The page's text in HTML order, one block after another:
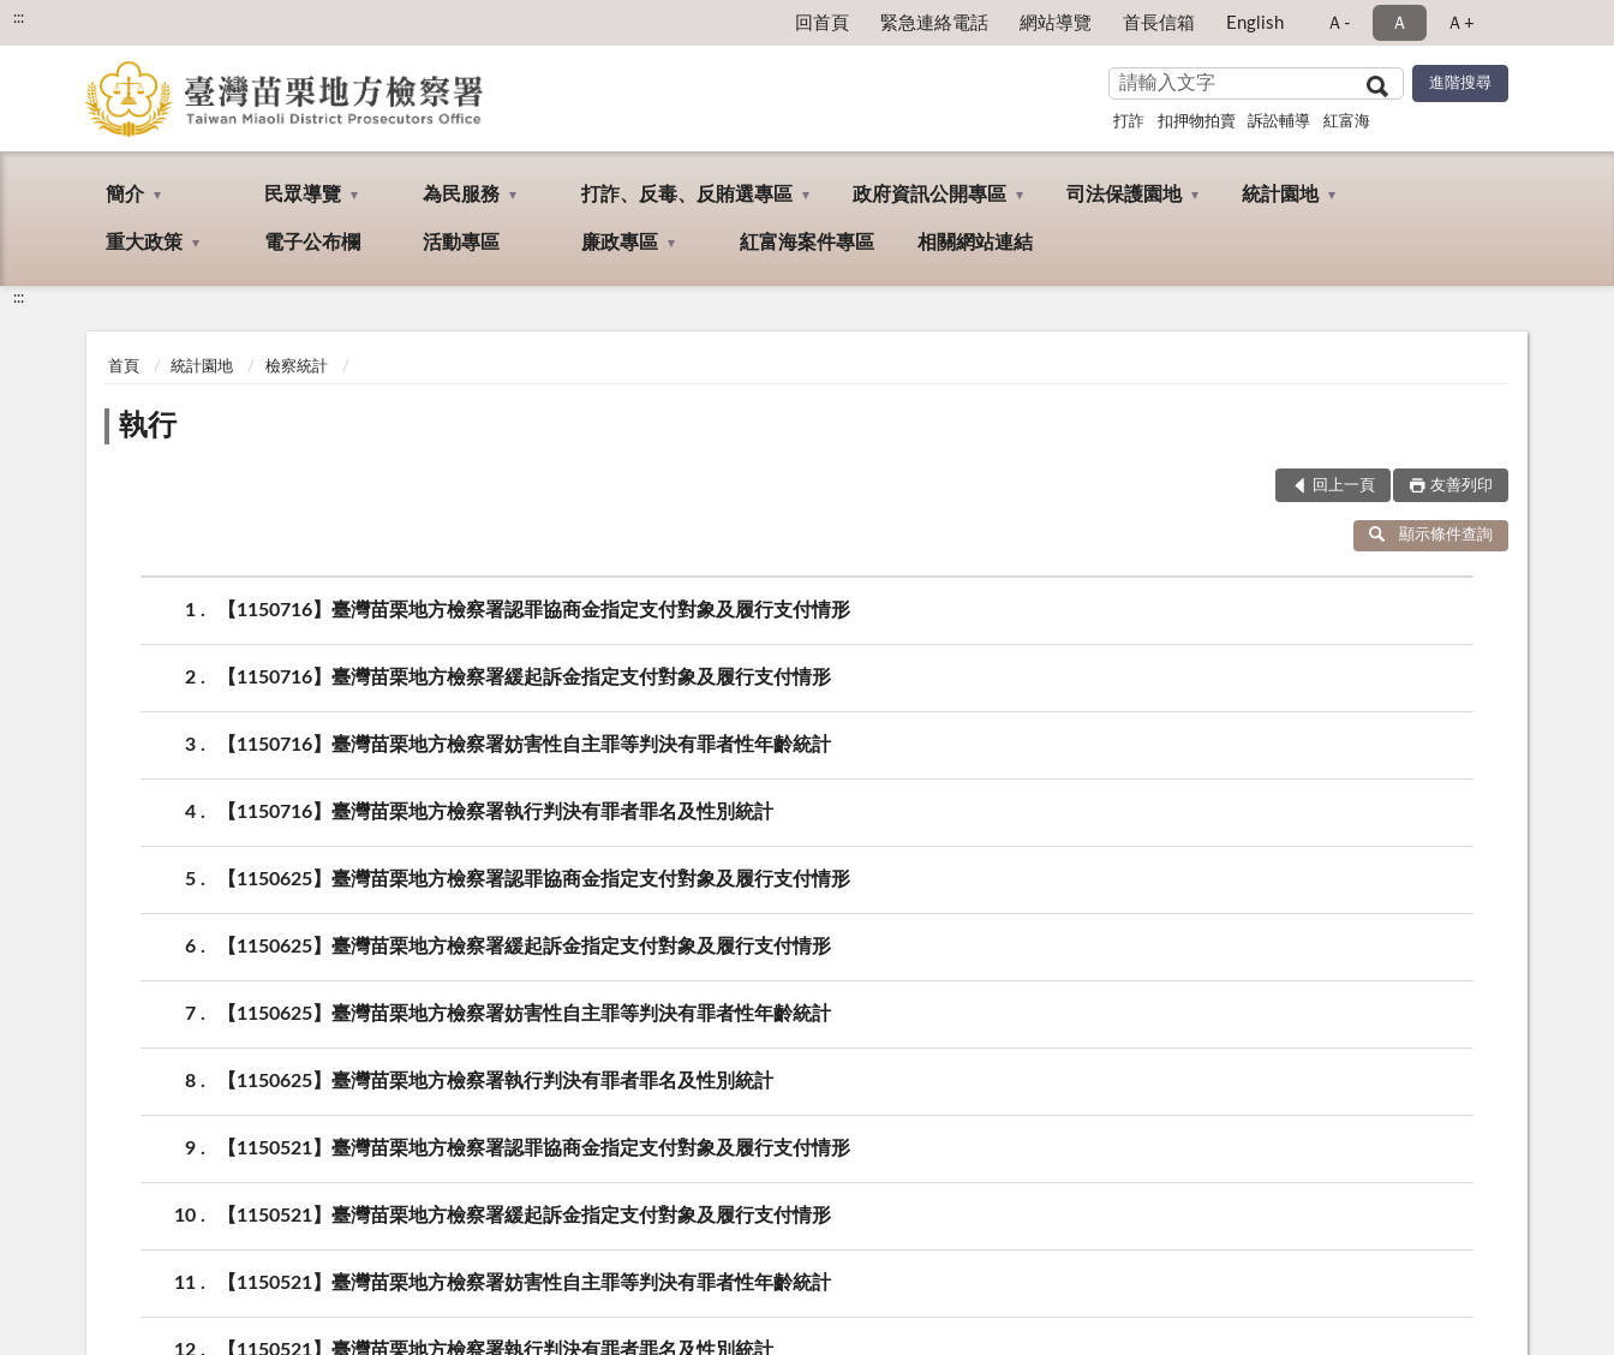
::: 回首頁 緊急連絡電話 網站導覽 首長信箱 English Ａ- Ａ Ａ+
打詐 扣押物拍賣 訴訟輔導 紅富海
簡介 民眾導覽 為民服務 打詐、反毒、反賄選專區 政府資訊公開專區 司法保護園地 統計園地
重大政策 電子公布欄 活動專區 廉政專區 紅富海案件專區 相關網站連結
:::
首頁 統計園地 檢察統計
執行
回上一頁 友善列印
顯示條件查詢
1 【1150716】臺灣苗栗地方檢察署認罪協商金指定支付對象及履行支付情形
2 【1150716】臺灣苗栗地方檢察署緩起訴金指定支付對象及履行支付情形
3 【1150716】臺灣苗栗地方檢察署妨害性自主罪等判決有罪者性年齡統計
4 【1150716】臺灣苗栗地方檢察署執行判決有罪者罪名及性別統計
5 【1150625】臺灣苗栗地方檢察署認罪協商金指定支付對象及履行支付情形
6 【1150625】臺灣苗栗地方檢察署緩起訴金指定支付對象及履行支付情形
7 【1150625】臺灣苗栗地方檢察署妨害性自主罪等判決有罪者性年齡統計
8 【1150625】臺灣苗栗地方檢察署執行判決有罪者罪名及性別統計
9 【1150521】臺灣苗栗地方檢察署認罪協商金指定支付對象及履行支付情形
10 【1150521】臺灣苗栗地方檢察署緩起訴金指定支付對象及履行支付情形
11 【1150521】臺灣苗栗地方檢察署妨害性自主罪等判決有罪者性年齡統計
12 【1150521】臺灣苗栗地方檢察署執行判決有罪者罪名及性別統計